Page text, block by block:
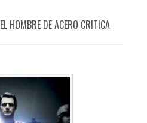
EL HOMBRE DE ACERO CRITICA